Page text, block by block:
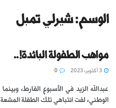
الوسم:شيرلي تمبل
مواهب الطفولة البائدة!..
عبدالله الزيد في الأسبوع الفارط،
الوطني، لفت انتباهي تلك الطفلة